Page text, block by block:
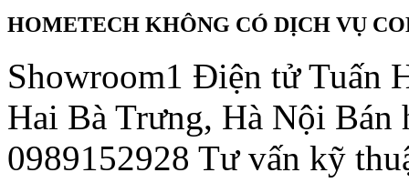
HOMETECH KHÔNG CÓ DỊCH VỤ
Showroom1 Điện tử Tuấn
Hai Bà Trưng, Hà Nội Bán
0989152928 Tư vấn kỹ